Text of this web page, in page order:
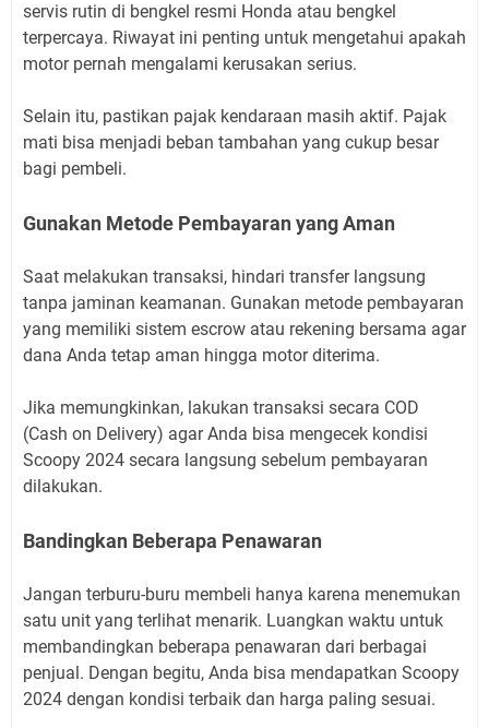
servis rutin di bengkel resmi Honda atau bengkel
terpercaya. Riwayat ini penting untuk mengetahui apakah
motor pernah mengalami kerusakan serius.
Selain itu, pastikan pajak kendaraan masih aktif. Pajak
mati bisa menjadi beban tambahan yang cukup besar
bagi pembeli.
Gunakan Metode Pembayaran yang Aman
Saat melakukan transaksi, hindari transfer langsung
tanpa jaminan keamanan. Gunakan metode pembayaran
yang memiliki sistem escrow atau rekening bersama agar
dana Anda tetap aman hingga motor diterima.
Jika memungkinkan, lakukan transaksi secara COD
(Cash on Delivery) agar Anda bisa mengecek kondisi
Scoopy 2024 secara langsung sebelum pembayaran
dilakukan.
Bandingkan Beberapa Penawaran
Jangan terburu-buru membeli hanya karena menemukan
satu unit yang terlihat menarik. Luangkan waktu untuk
membandingkan beberapa penawaran dari berbagai
penjual. Dengan begitu, Anda bisa mendapatkan Scoopy
2024 dengan kondisi terbaik dan harga paling sesuai.